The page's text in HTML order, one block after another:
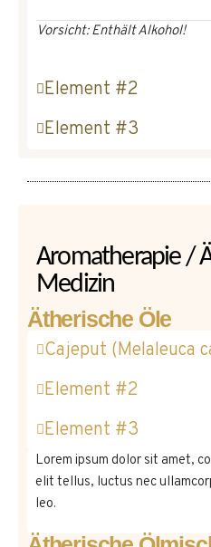
Vorsicht: Enthält Alkohol!
Element #2
Element #3
Aromatherapie /
Medizin
Ätherische Öle
Cajeput (Melaleuca
Element #2
Element #3
Lorem ipsum dolor sit amet,
elit tellus, luctus nec
leo.